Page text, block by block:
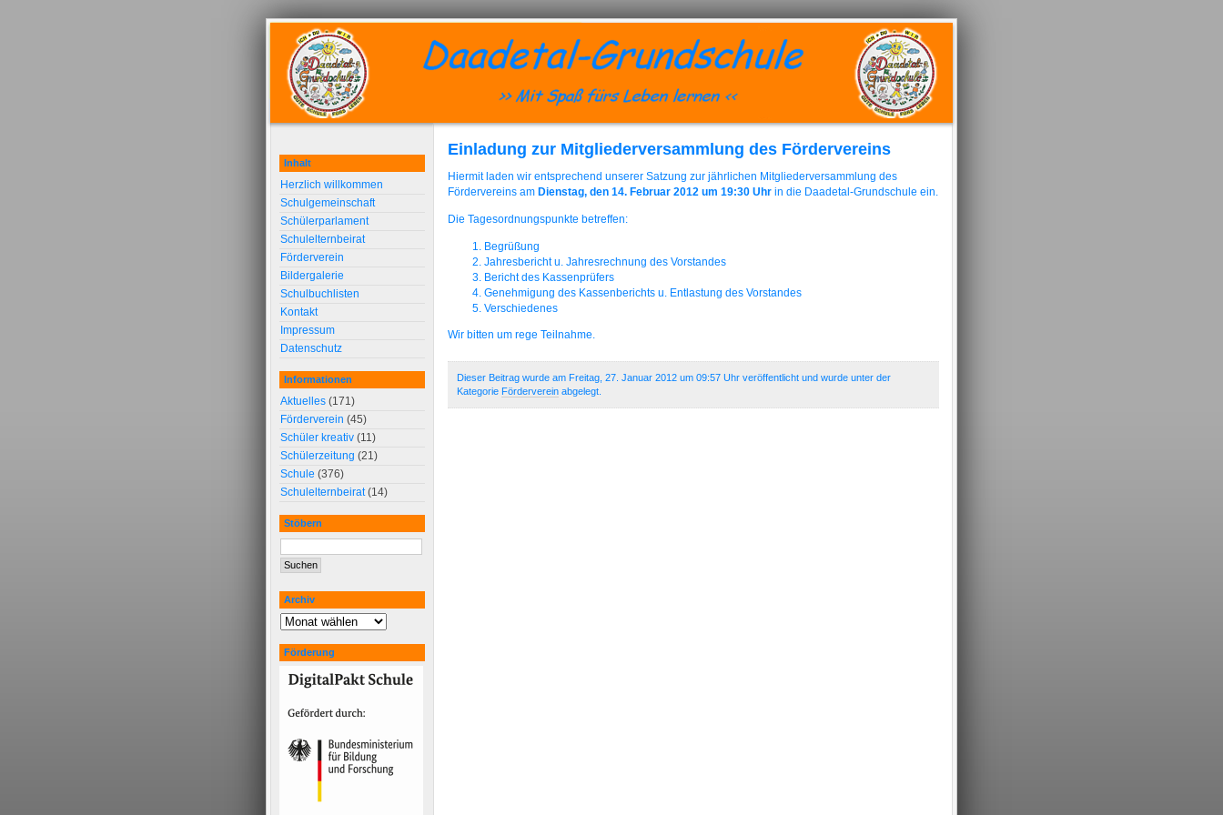
Einladung zur Mitgliederversammlung des Fördervereins
Hiermit laden wir entsprechend unserer Satzung zur jährlichen Mitglieder­versammlung des
Fördervereins am Dienstag, den 14. Februar 2012 um 19:30 Uhr in die Daadetal-Grundschule ein.
Die Tagesordnungspunkte betreffen:
Begrüßung
Jahresbericht u. Jahresrechnung des Vorstandes
Bericht des Kassenprüfers
Genehmigung des Kassenberichts u. Entlastung des Vorstandes
Verschiedenes
Wir bitten um rege Teilnahme.
Dieser Beitrag wurde am Freitag, 27. Januar 2012 um 09:57 Uhr veröffentlicht und wurde unter der
Kategorie Förderverein abgelegt.
Inhalt
Herzlich willkommen
Schulgemeinschaft
Schülerparlament
Schulelternbeirat
Förderverein
Bildergalerie
Schulbuchlisten
Kontakt
Impressum
Datenschutz
Informationen
Aktuelles (171)
Förderverein (45)
Schüler kreativ (11)
Schülerzeitung (21)
Schule (376)
Schulelternbeirat(14)
Stöbern
Archiv
Förderung